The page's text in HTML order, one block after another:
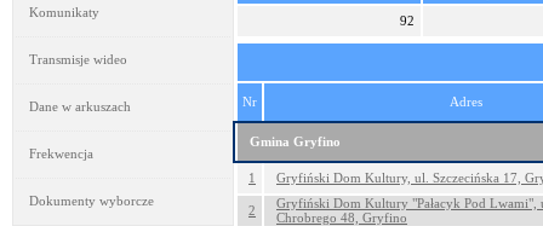
Komunikaty
Transmisje wideo
Dane w arkuszach
Frekwencja
Dokumenty wyborcze
92
Nr Adres
Gmina Gryfino
1 Gryfiński Dom Kultury, ul. Szczecińska 17,
2
Gryfiński Dom Kultury "Pałacyk Pod Lwami",
Chrobrego 48, Gryfino